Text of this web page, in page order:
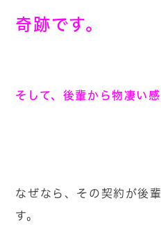
奇跡です。
そして、後輩から物凄い
なぜなら、その契約が後
す。